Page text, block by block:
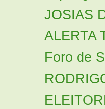
JOSIAS
ALERTA
Foro de